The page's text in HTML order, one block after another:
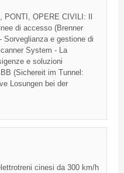
OPERE CIVILI: Il
di accesso (Brenner
Sorveglianza e gestione di
System - La
e soluzioni
(Sichereit im Tunnel:
Losungen bei der
cinesi da 300 km/h